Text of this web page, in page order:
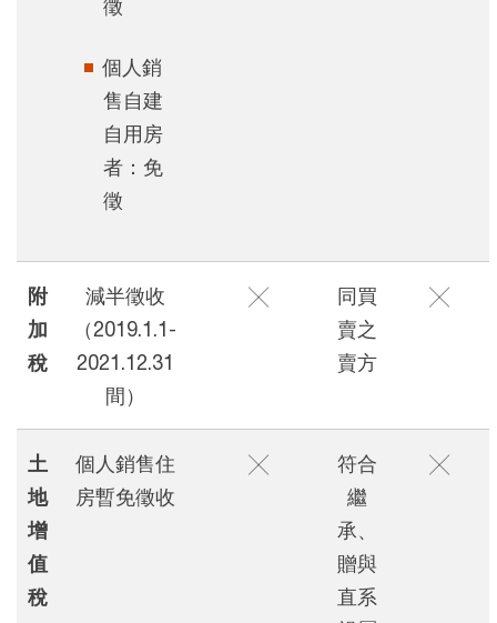
徵
個人銷
售自建
自用房
者：免
徵
附
加
稅
減半徵收
（2019.1.1-
2021.12.31
間）
╳
同買
賣之
賣方
╳
土
地
增
值
稅
個人銷售住
房暫免徵收
╳
符合
繼
承、
贈與
直系
╳